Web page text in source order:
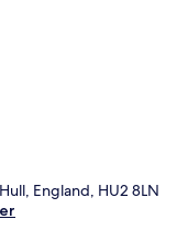
England, HU2 8LN